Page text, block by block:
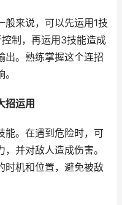
般来说，可以先运用1技
制，再运用3技能造成
出。熟练掌握这个连招
运用
能。在遇到危险时，可
并对敌人造成伤害。
时机和位置，避免被敌